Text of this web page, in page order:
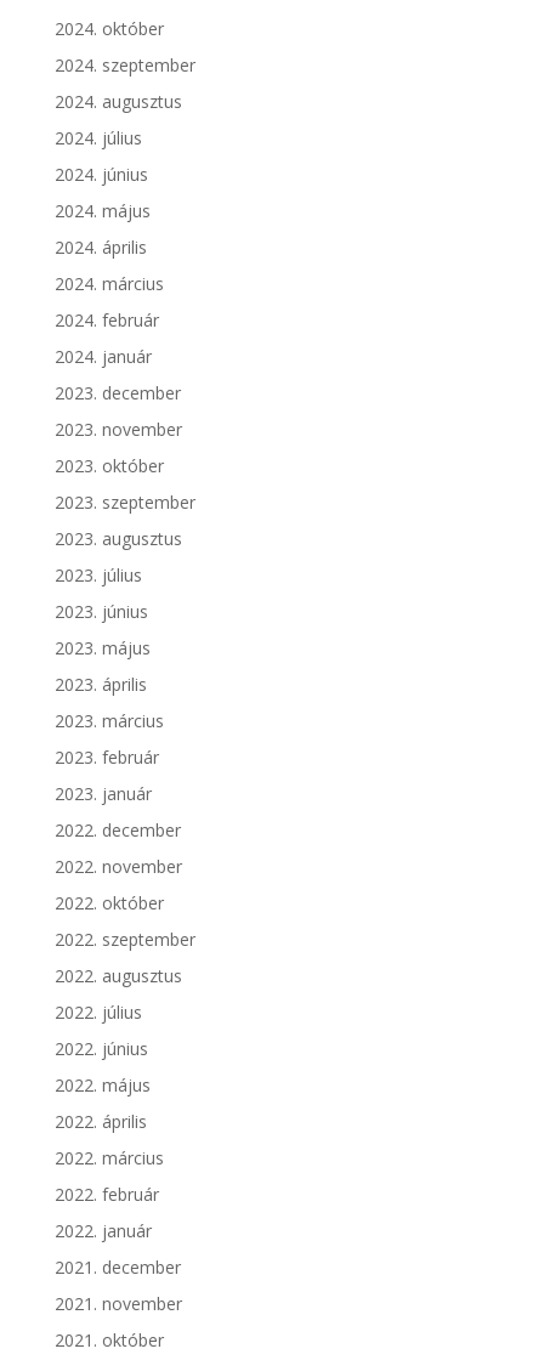
2024. október
2024. szeptember
2024. augusztus
2024. július
2024. június
2024. május
2024. április
2024. március
2024. február
2024. január
2023. december
2023. november
2023. október
2023. szeptember
2023. augusztus
2023. július
2023. június
2023. május
2023. április
2023. március
2023. február
2023. január
2022. december
2022. november
2022. október
2022. szeptember
2022. augusztus
2022. július
2022. június
2022. május
2022. április
2022. március
2022. február
2022. január
2021. december
2021. november
2021. október